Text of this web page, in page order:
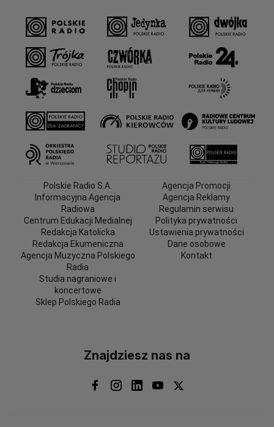
Polskie Radio S.A.
Informacyjna Agencja
Radiowa
Centrum Edukacji Medialnej
Redakcja Katolicka
Redakcja Ekumeniczna
Agencja Muzyczna Polskiego
Radia
Studia nagraniowe i
koncertowe
Sklep Polskiego Radia
Agencja Promocji
Agencja Reklamy
Regulamin serwisu
Polityka prywatności
Ustawienia prywatności
Dane osobowe
Kontakt
Znajdziesz nas na